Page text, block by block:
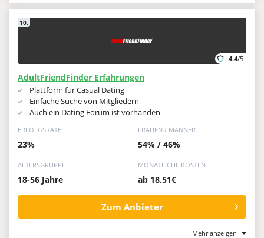
10.
4.4/5
AdultFriendFinder Erfahrungen
Plattform für Casual Dating
Einfache Suche von Mitgliedern
Auch ein Dating Forum ist vorhanden
ERFOLGSRATE
23%
FRAUEN / MÄNNER
54% / 46%
ALTERSGRUPPE
18-56 Jahre
MONATLICHE KOSTEN
ab 18,51€
Zum Anbieter
Mehr anzeigen